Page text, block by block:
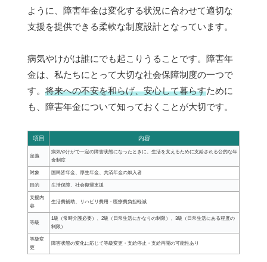
ように、障害年金は変化する状況に合わせて適切な
支援を提供できる柔軟な制度設計となっています。
病気やけがは誰にでも起こりうることです。障害年
金は、私たちにとって大切な社会保障制度の一つで
す。 将来への不安を和らげ、安心して暮らすために
も、障害年金について知っておくことが大切です。
項目 内容
定義
病気やけがで一定の障害状態になったときに、生活を支えるために支給される公的な年
金制度
対象 国民皆年金、厚生年金、共済年金の加入者
目的 生活保障、社会復帰支援
支援内
容
生活費補助、リハビリ費用・医療費負担軽減
等級
1級（常時介護必要）、2級（日常生活にかなりの制限）、3級（日常生活にある程度の
制限）
等級変
更
障害状態の変化に応じて等級変更・支給停止・支給再開の可能性あり